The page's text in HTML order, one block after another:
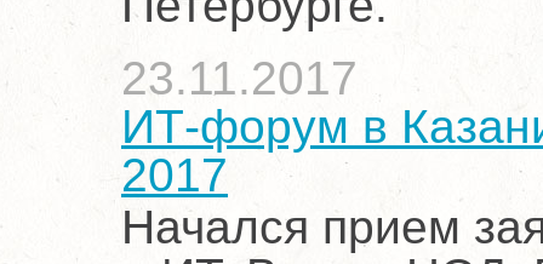
23.11.2017
ИТ-форум в
2017
Начался прием